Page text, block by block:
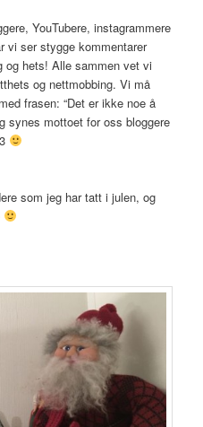
YouTubere, instagrammere
vi ser stygge kommentarer
og hets! Alle sammen vet vi
og nettmobbing. Vi må
frasen: “Det er ikke noe å
synes mottoet for oss bloggere
som jeg har tatt i julen, og